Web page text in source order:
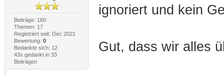
Beiträge: 160
Themen: 17
Registriert seit: Dec 2021
Bewertung: 0
Bedankte sich: 12
43x gedankt in 33
Beiträgen
ignoriert und kein
Gut, dass wir alles